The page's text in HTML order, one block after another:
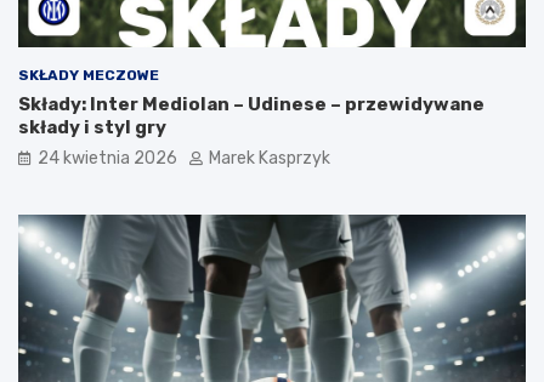
SKŁADY MECZOWE
Składy: Inter Mediolan – Udinese – przewidywane
składy i styl gry
24 kwietnia 2026 Marek Kasprzyk